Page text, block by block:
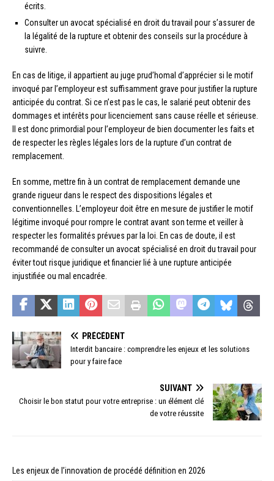
écrits.
Consulter un avocat spécialisé en droit du travail pour s’assurer de
la légalité de la rupture et obtenir des conseils sur la procédure à
suivre.
En cas de litige, il appartient au juge prud’homal d’apprécier si le motif
invoqué par l’employeur est suffisamment grave pour justifier la rupture
anticipée du contrat. Si ce n’est pas le cas, le salarié peut obtenir des
dommages et intérêts pour licenciement sans cause réelle et sérieuse.
Il est donc primordial pour l’employeur de bien documenter les faits et
de respecter les règles légales lors de la rupture d’un contrat de
remplacement.
En somme, mettre fin à un contrat de remplacement demande une
grande rigueur dans le respect des dispositions légales et
conventionnelles. L’employeur doit être en mesure de justifier le motif
légitime invoqué pour rompre le contrat avant son terme et veiller à
respecter les formalités prévues par la loi. En cas de doute, il est
recommandé de consulter un avocat spécialisé en droit du travail pour
éviter tout risque juridique et financier lié à une rupture anticipée
injustifiée ou mal encadrée.
PRÉCÉDENT
Interdit bancaire : comprendre les enjeux et les solutions
pour y faire face
SUIVANT
Choisir le bon statut pour votre entreprise : un élément clé
de votre réussite
Les enjeux de l’innovation de procédé définition en 2026